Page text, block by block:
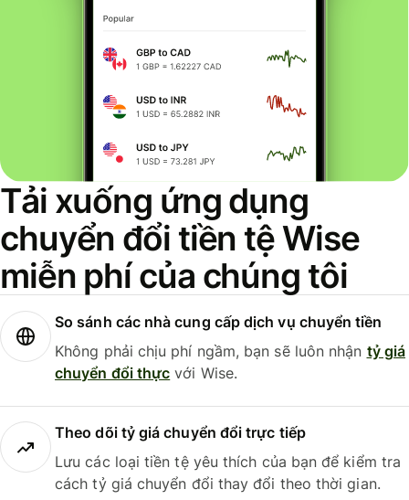
Tải xuống ứng dụng
chuyển đổi tiền tệ Wise
miễn phí của chúng tôi
So sánh các nhà cung cấp dịch vụ chuyển tiền
Không phải chịu phí ngầm, bạn sẽ luôn nhận tỷ giá
chuyển đổi thực với Wise.
Theo dõi tỷ giá chuyển đổi trực tiếp
Lưu các loại tiền tệ yêu thích của bạn để kiểm tra
cách tỷ giá chuyển đổi thay đổi theo thời gian.